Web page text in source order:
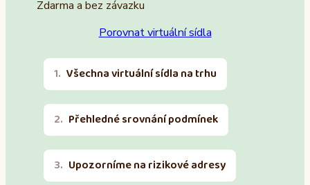
Zdarma a bez závazku
Porovnat virtuální sídla
Všechna virtuální sídla na trhu
Přehledné srovnání podmínek
Upozorníme na rizikové adresy